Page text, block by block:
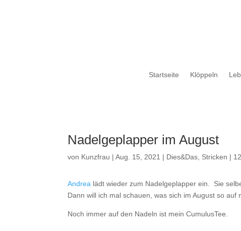
Startseite Klöppeln
Nadelgeplapper im August
von Kunzfrau |Aug. 15, 2021 | Dies&Das Stricken |
Andrea lädt wieder zum Nadelgeplapper ein. Sie
Dann will ich mal schauen, was sich im August so auf
Noch immer auf den Nadeln ist mein CumulusTee.